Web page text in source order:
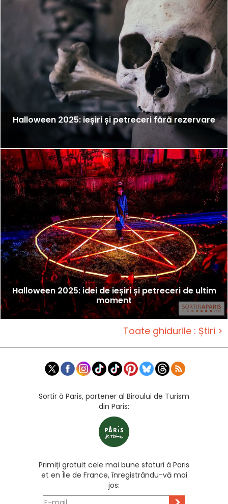
Halloween 2025: ieșiri și petreceri fără rezervare
Halloween 2025: idei de ieșiri și petreceri de ultim
moment
Toate ghidurile : Știri >
Sortir à Paris, partener al Biroului de Turism
din Paris:
Primiți gratuit cele mai bune sfaturi à Paris
et en Île de France, înregistrându-vă mai
jos: